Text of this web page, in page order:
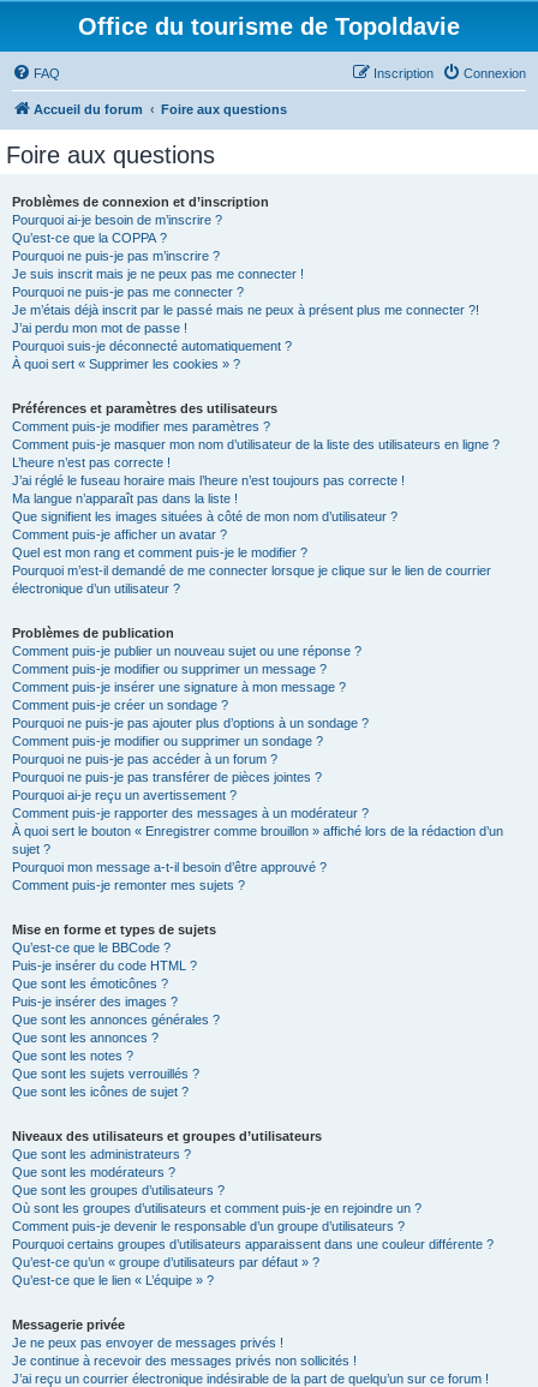
Office du tourisme de Topoldavie
FAQ Connexion
Inscription
Accueil du forum Foire aux questions
Foire aux questions
Problèmes de connexion et d’inscription
Pourquoi ai-je besoin de m’inscrire ?
Qu’est-ce que la COPPA ?
Pourquoi ne puis-je pas m’inscrire ?
Je suis inscrit mais je ne peux pas me connecter !
Pourquoi ne puis-je pas me connecter ?
Je m’étais déjà inscrit par le passé mais ne peux à présent plus me connecter ?!
J’ai perdu mon mot de passe !
Pourquoi suis-je déconnecté automatiquement ?
À quoi sert « Supprimer les cookies » ?
Préférences et paramètres des utilisateurs
Comment puis-je modifier mes paramètres ?
Comment puis-je masquer mon nom d’utilisateur de la liste des utilisateurs en ligne ?
L’heure n’est pas correcte !
J’ai réglé le fuseau horaire mais l’heure n’est toujours pas correcte !
Ma langue n’apparaît pas dans la liste !
Que signifient les images situées à côté de mon nom d’utilisateur ?
Comment puis-je afficher un avatar ?
Quel est mon rang et comment puis-je le modifier ?
Pourquoi m’est-il demandé de me connecter lorsque je clique sur le lien de courrier
électronique d’un utilisateur ?
Problèmes de publication
Comment puis-je publier un nouveau sujet ou une réponse ?
Comment puis-je modifier ou supprimer un message ?
Comment puis-je insérer une signature à mon message ?
Comment puis-je créer un sondage ?
Pourquoi ne puis-je pas ajouter plus d’options à un sondage ?
Comment puis-je modifier ou supprimer un sondage ?
Pourquoi ne puis-je pas accéder à un forum ?
Pourquoi ne puis-je pas transférer de pièces jointes ?
Pourquoi ai-je reçu un avertissement ?
Comment puis-je rapporter des messages à un modérateur ?
À quoi sert le bouton « Enregistrer comme brouillon » affiché lors de la rédaction d’un
sujet ?
Pourquoi mon message a-t-il besoin d’être approuvé ?
Comment puis-je remonter mes sujets ?
Mise en forme et types de sujets
Qu’est-ce que le BBCode ?
Puis-je insérer du code HTML ?
Que sont les émoticônes ?
Puis-je insérer des images ?
Que sont les annonces générales ?
Que sont les annonces ?
Que sont les notes ?
Que sont les sujets verrouillés ?
Que sont les icônes de sujet ?
Niveaux des utilisateurs et groupes d’utilisateurs
Que sont les administrateurs ?
Que sont les modérateurs ?
Que sont les groupes d’utilisateurs ?
Où sont les groupes d’utilisateurs et comment puis-je en rejoindre un ?
Comment puis-je devenir le responsable d’un groupe d’utilisateurs ?
Pourquoi certains groupes d’utilisateurs apparaissent dans une couleur différente ?
Qu’est-ce qu’un « groupe d’utilisateurs par défaut » ?
Qu’est-ce que le lien « L’équipe » ?
Messagerie privée
Je ne peux pas envoyer de messages privés !
Je continue à recevoir des messages privés non sollicités !
J’ai reçu un courrier électronique indésirable de la part de quelqu’un sur ce forum !